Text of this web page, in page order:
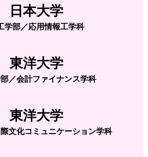
日本大学
学部／応用情報工学科
東洋大学
／会計ファイナンス学科
東洋大学
文化コミュニケーション学科